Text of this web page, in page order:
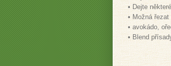
• Dejte
• Možná
• avokádo,
• Blend